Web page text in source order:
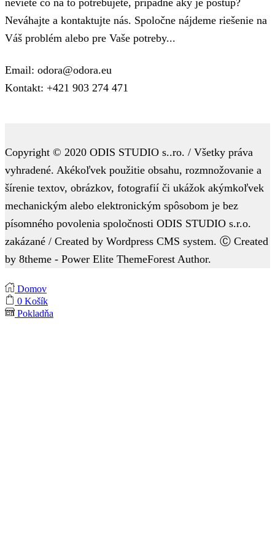
neviete čo na to potrebujete, prípadne aký je postup?
Neváhajte a kontaktujte nás. Spoločne nájdeme riešenie na
Váš problém alebo pre Vaše potreby...
Email: odora@odora.eu
Kontakt: +421 903 274 471
Copyright © 2020 ODIS STUDIO s..ro. / Všetky práva
vyhradené. Akékoľvek použitie obsahu, rozmnožovanie a
šírenie textov, obrázkov, fotografií či ukážok akýmkoľvek
mechanickým alebo elektronickým spôsobom je bez
písomného povolenia spoločnosti ODIS STUDIO s.r.o.
zakázané / Created by Wordpress CMS system. Ⓒ Created
by 8theme - Power Elite ThemeForest Author.
Domov
0 Košík
Pokladňa